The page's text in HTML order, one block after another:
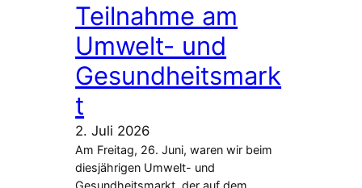
Teilnahme am
Umwelt- und
Gesundheitsmark
t
2. Juli 2026
Am Freitag, 26. Juni, waren wir beim
diesjährigen Umwelt- und